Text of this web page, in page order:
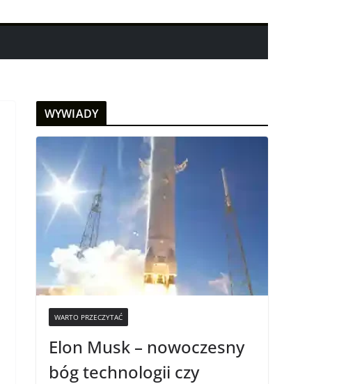
WYWIADY
WARTO PRZECZYTAĆ
Elon Musk – nowoczesny
bóg technologii czy